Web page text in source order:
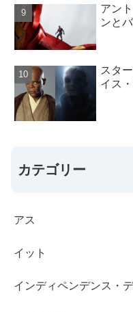
アン
ンと
スタ
イス
カテゴリー
アス
イット
インディペンデンス・